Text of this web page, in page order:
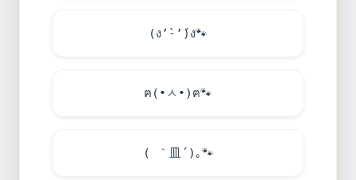
(ง’̀-’́)ง🐾
ฅ(•ㅅ•)ฅ🐾
( ｀皿´)｡🐾